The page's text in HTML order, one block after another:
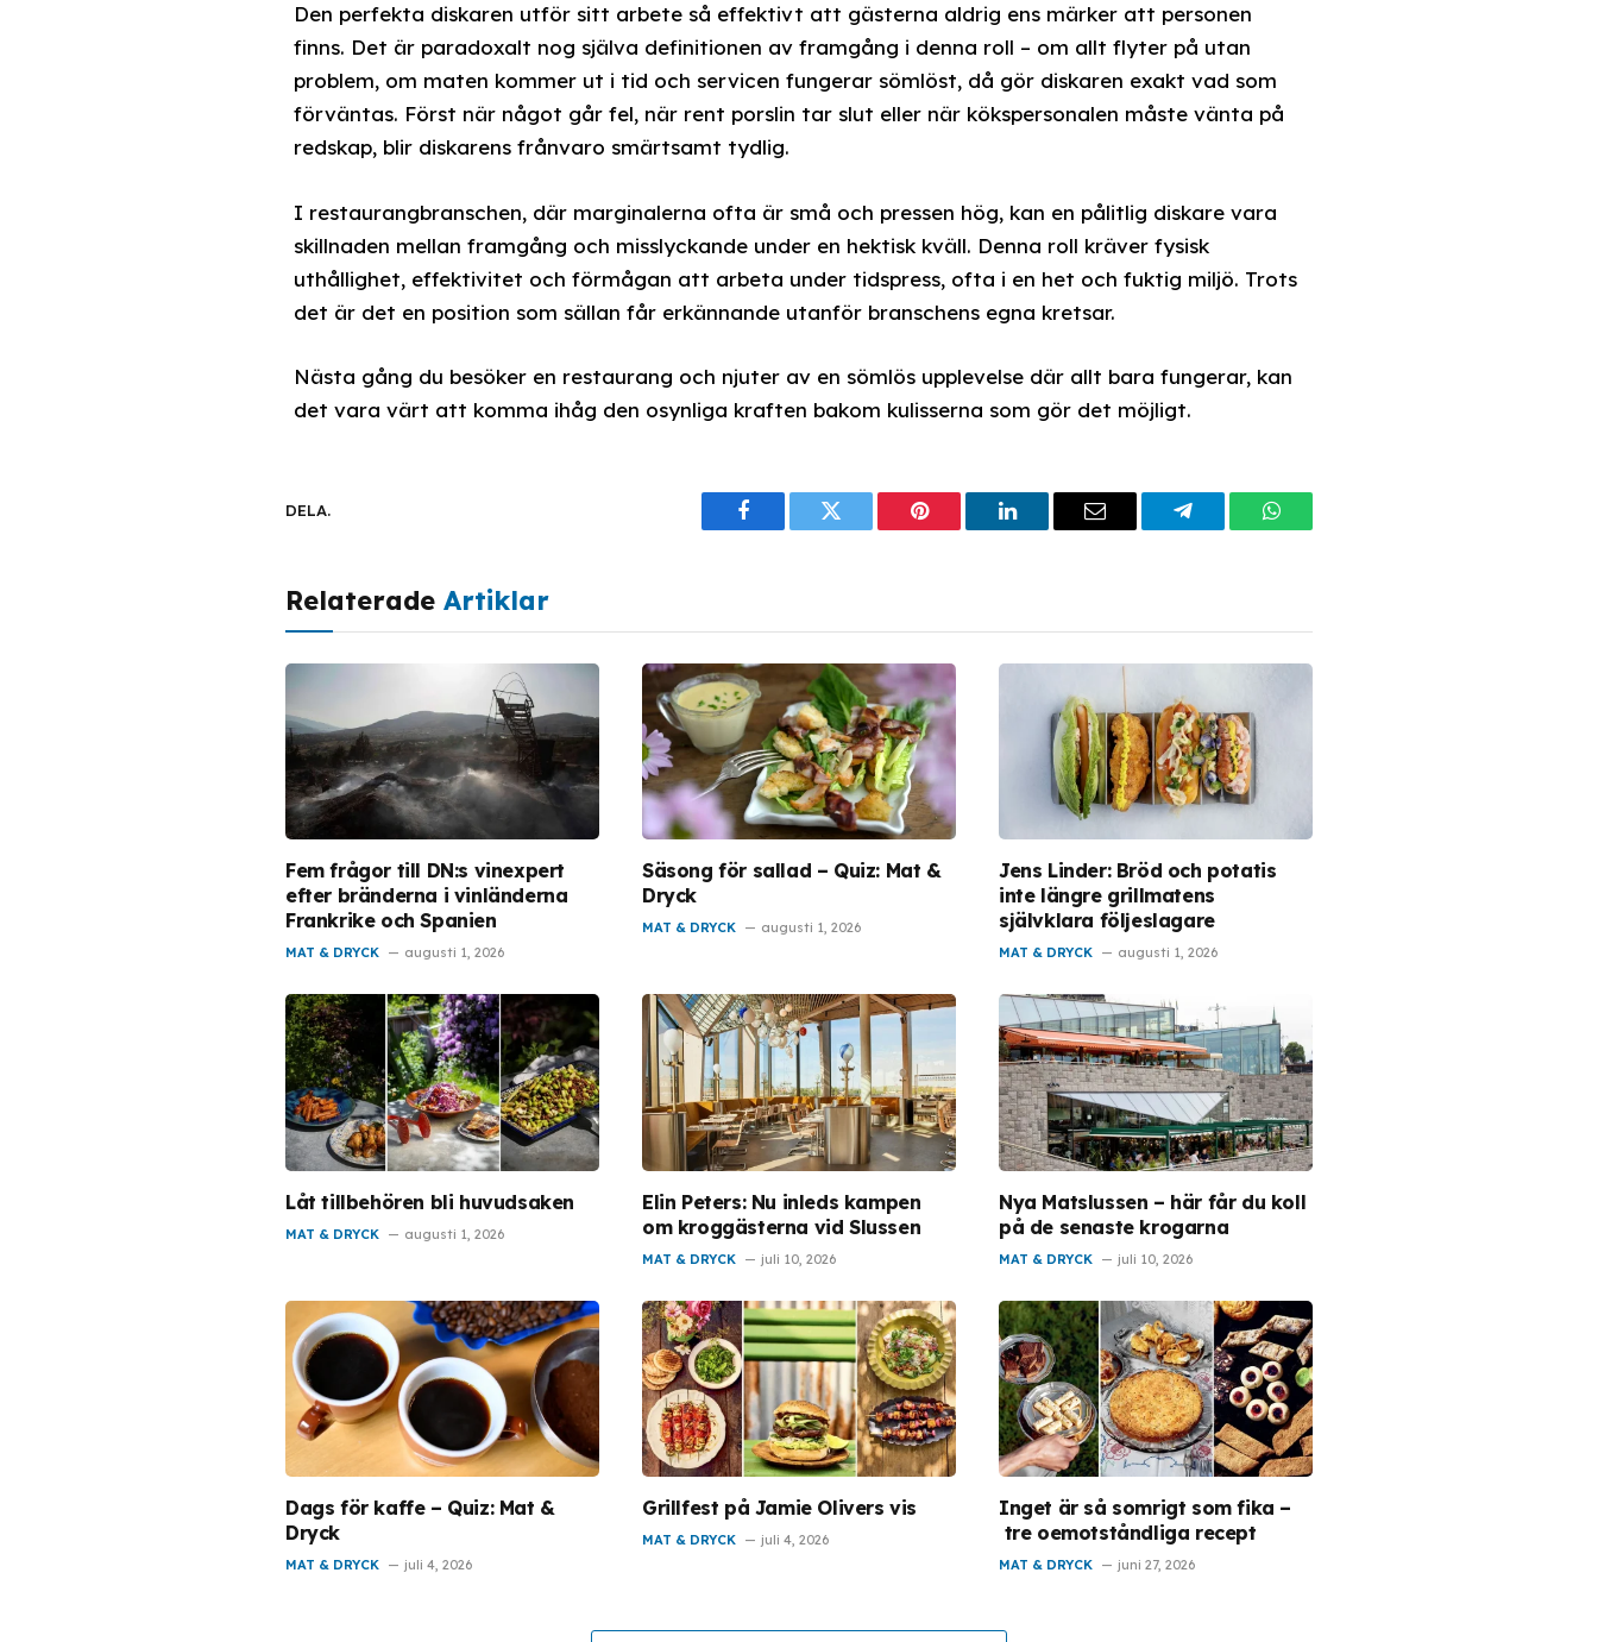
Den perfekta diskaren utför sitt arbete så effektivt att gästerna aldrig ens märker att personen
finns. Det är paradoxalt nog själva definitionen av framgång i denna roll – om allt flyter på utan
problem, om maten kommer ut i tid och servicen fungerar sömlöst, då gör diskaren exakt vad som
förväntas. Först när något går fel, när rent porslin tar slut eller när kökspersonalen måste vänta på
redskap, blir diskarens frånvaro smärtsamt tydlig.
I restaurangbranschen, där marginalerna ofta är små och pressen hög, kan en pålitlig diskare vara
skillnaden mellan framgång och misslyckande under en hektisk kväll. Denna roll kräver fysisk
uthållighet, effektivitet och förmågan att arbeta under tidspress, ofta i en het och fuktig miljö. Trots
det är det en position som sällan får erkännande utanför branschens egna kretsar.
Nästa gång du besöker en restaurang och njuter av en sömlös upplevelse där allt bara fungerar, kan
det vara värt att komma ihåg den osynliga kraften bakom kulisserna som gör det möjligt.
DELA.
FacebookTwitter PinterestLinkedInEmail TelegramWhatsApp
Relaterade Artiklar
Fem frågor till DN:s vinexpert
efter bränderna i vinländerna
Frankrike och Spanien
MAT & DRYCK augusti 1, 2026
Säsong för sallad – Quiz: Mat &
Dryck
MAT & DRYCK augusti 1, 2026
Jens Linder: Bröd och potatis
inte längre grillmatens
självklara följeslagare
MAT & DRYCK augusti 1, 2026
Låt tillbehören bli huvudsaken
MAT & DRYCK augusti 1, 2026
Elin Peters: Nu inleds kampen
om kroggästerna vid Slussen
MAT & DRYCK juli 10, 2026
Nya Matslussen – här får du koll
på de senaste krogarna
MAT & DRYCK juli 10, 2026
Dags för kaffe – Quiz: Mat &
Dryck
MAT & DRYCK juli 4, 2026
Grillfest på Jamie Olivers vis
MAT & DRYCK juli 4, 2026
Inget är så somrigt som fika –
tre oemotståndliga recept
MAT & DRYCK juni 27, 2026